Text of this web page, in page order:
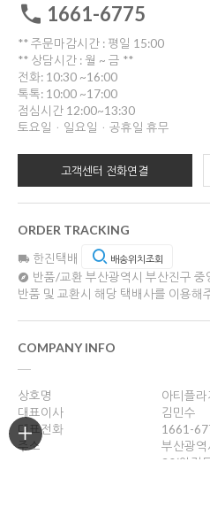
1661-6775
** 주문마감시간 : 평일 15:00
** 상담시간 : 월 ~ 금 **
전화: 10:30 ~16:00
톡톡: 10:00 ~17:00
점심시간 12:00~13:30
토요일ㆍ일요일ㆍ공휴일 휴무
고객센터 전화연결
ORDER TRACKING
한진택배 배송위치조회
반품/교환 부산광역시 부산진구
반품 및 교환시 해당 택배사를 이용해
COMPANY INFO
상호명
아티플라
대표이사
김민수
대표전화
1661-
주소
부산광
30(양정